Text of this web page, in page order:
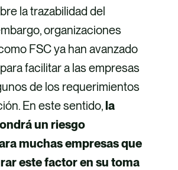
la trazabilidad del
organizaciones
FSC ya han avanzado
facilitar a las empresas
de los requerimientos
En este sentido,la
un riesgo
muchas empresas que
este factor en su toma